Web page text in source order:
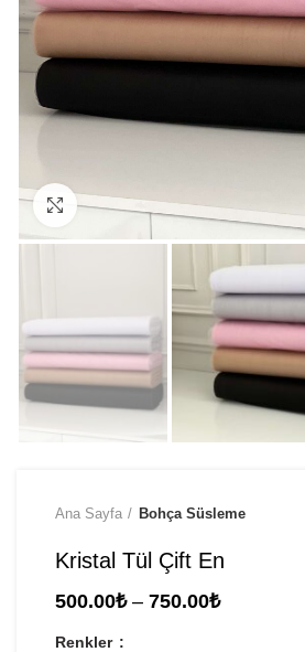
Click to enlarge
Ana Sayfa Bohça Süsleme
Kristal Tül Çift En
500.00₺ – 750.00₺Fiyat
Renkler